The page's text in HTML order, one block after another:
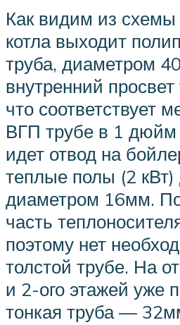
Как видим из
котла выходит
труба, диаметром
внутренний
что соответствует
ВГП трубе в 1
идет отвод на
теплые полы (2
диаметром 16мм.
часть
поэтому нет
толстой трубе. На
и 2-ого этажей уже
тонкая труба —